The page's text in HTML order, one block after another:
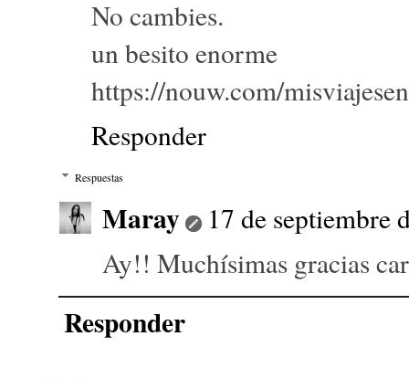
No cambies.
un besito enorme
https://nouw.com/
Responder
Respuestas
Maray
17 de septiembre
Ay!! Muchísimas gracias
Responder